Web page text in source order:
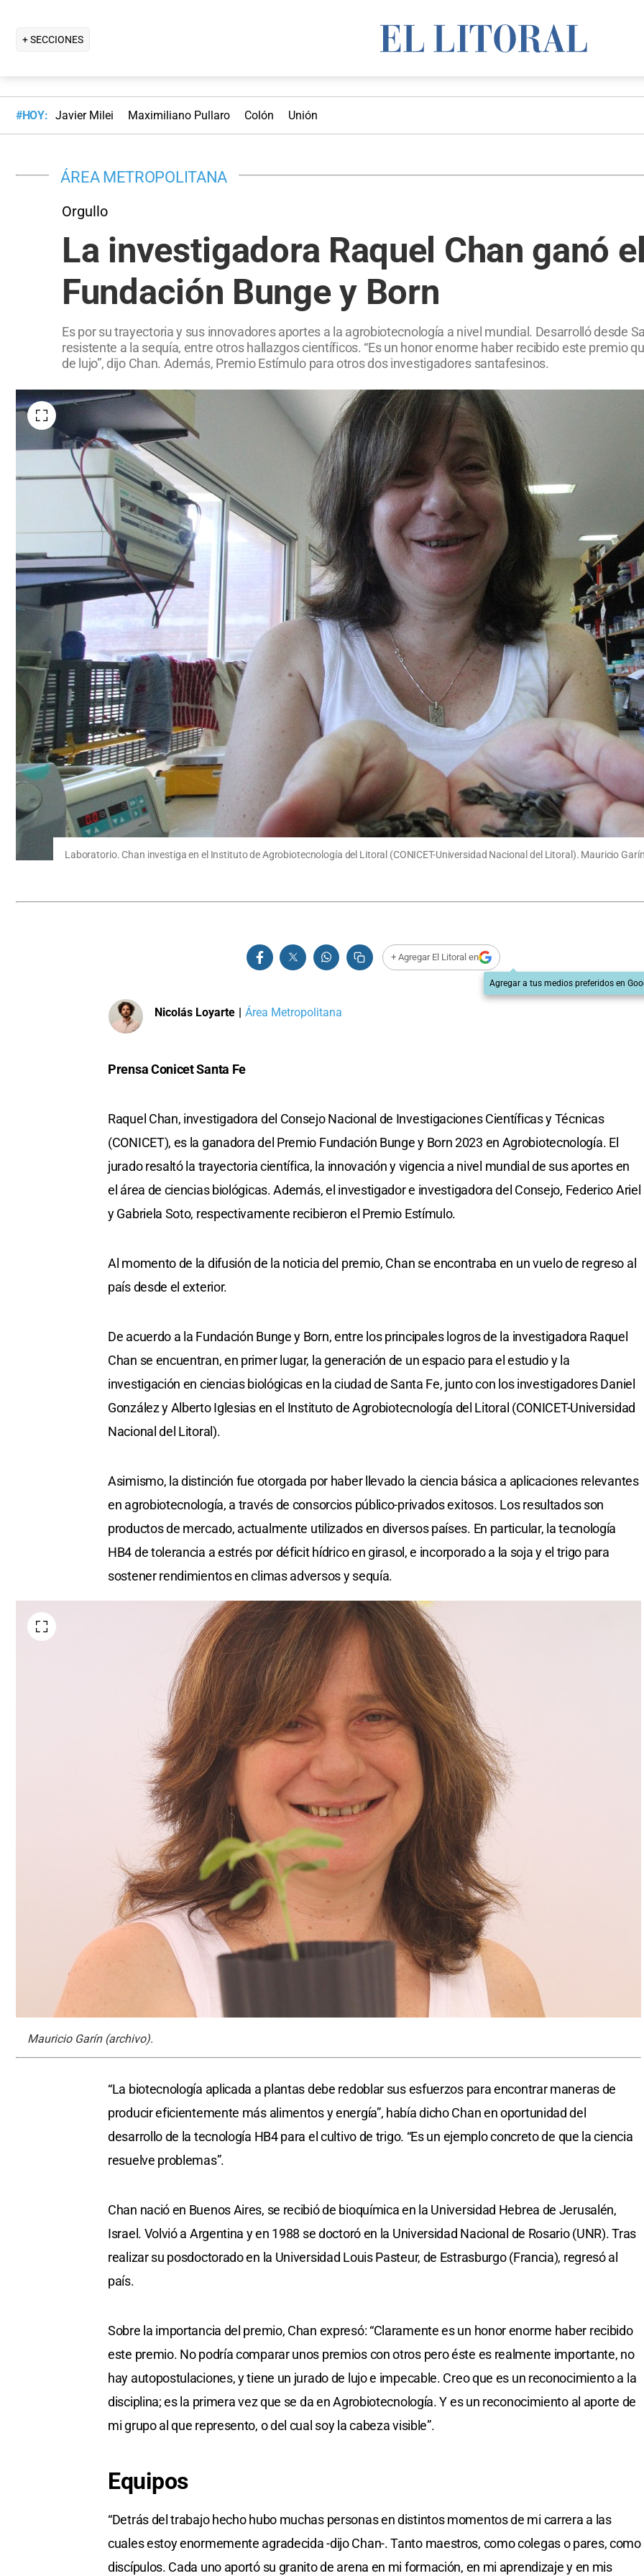
+ SECCIONES
#HOY: Javier Milei Maximiliano Pullaro Colón Unión
ÁREA METROPOLITANA
Orgullo
La investigadora Raquel Chan ganó
Fundación Bunge y Born
Es por su trayectoria y sus innovadores aportes a la agrobiotecnología a nivel mundial. Desarrolló desde
resistente a la sequía, entre otros hallazgos científicos. “Es un honor enorme haber recibido este premio
de lujo”, dijo Chan. Además, Premio Estímulo para otros dos investigadores santafesinos.
Laboratorio. Chan investiga en el Instituto de Agrobiotecnología del Litoral (CONICET-Universidad Nacional del Litoral). Mauricio
+ Agregar El Litoral en
Agregar a tus medios preferidos en
Nicolás Loyarte | Área Metropolitana
Prensa Conicet Santa Fe
Raquel Chan, investigadora del Consejo Nacional de Investigaciones Científicas y Técnicas
(CONICET), es la ganadora del Premio Fundación Bunge y Born 2023 en Agrobiotecnología. El
jurado resaltó la trayectoria científica, la innovación y vigencia a nivel mundial de sus aportes en
el área de ciencias biológicas. Además, el investigador e investigadora del Consejo, Federico Ariel
y Gabriela Soto, respectivamente recibieron el Premio Estímulo.
Al momento de la difusión de la noticia del premio, Chan se encontraba en un vuelo de regreso al
país desde el exterior.
De acuerdo a la Fundación Bunge y Born, entre los principales logros de la investigadora Raquel
Chan se encuentran, en primer lugar, la generación de un espacio para el estudio y la
investigación en ciencias biológicas en la ciudad de Santa Fe, junto con los investigadores Daniel
González y Alberto Iglesias en el Instituto de Agrobiotecnología del Litoral (CONICET-Universidad
Nacional del Litoral).
Asimismo, la distinción fue otorgada por haber llevado la ciencia básica a aplicaciones relevantes
en agrobiotecnología, a través de consorcios público-privados exitosos. Los resultados son
productos de mercado, actualmente utilizados en diversos países. En particular, la tecnología
HB4 de tolerancia a estrés por déficit hídrico en girasol, e incorporado a la soja y el trigo para
sostener rendimientos en climas adversos y sequía.
Mauricio Garín (archivo).
“La biotecnología aplicada a plantas debe redoblar sus esfuerzos para encontrar maneras de
producir eficientemente más alimentos y energía”, había dicho Chan en oportunidad del
desarrollo de la tecnología HB4 para el cultivo de trigo. “Es un ejemplo concreto de que la ciencia
resuelve problemas”.
Chan nació en Buenos Aires, se recibió de bioquímica en la Universidad Hebrea de Jerusalén,
Israel. Volvió a Argentina y en 1988 se doctoró en la Universidad Nacional de Rosario (UNR). Tras
realizar su posdoctorado en la Universidad Louis Pasteur, de Estrasburgo (Francia), regresó al
país.
Sobre la importancia del premio, Chan expresó: “Claramente es un honor enorme haber recibido
este premio. No podría comparar unos premios con otros pero éste es realmente importante, no
hay autopostulaciones, y tiene un jurado de lujo e impecable. Creo que es un reconocimiento a la
disciplina; es la primera vez que se da en Agrobiotecnología. Y es un reconocimiento al aporte de
mi grupo al que represento, o del cual soy la cabeza visible”.
Equipos
“Detrás del trabajo hecho hubo muchas personas en distintos momentos de mi carrera a las
cuales estoy enormemente agradecida -dijo Chan-. Tanto maestros, como colegas o pares, como
discípulos. Cada uno aportó su granito de arena en mi formación, en mi aprendizaje y en mis